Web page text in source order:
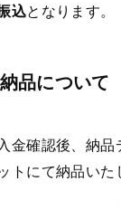
込となります。
納品について
金確認後、納
トにて納品いた